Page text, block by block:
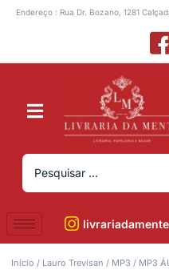
Endereço : Rua Dr. Bozano, 1281
Início / Lauro Trevisan / MP3 / MP3